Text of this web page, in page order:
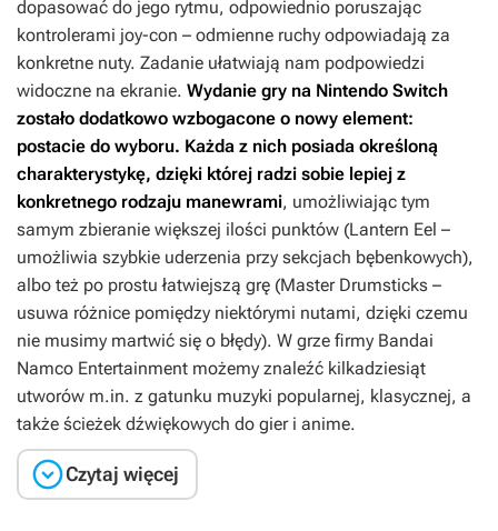
dopasować do jego rytmu, odpowiednio poruszając
kontrolerami joy-con – odmienne ruchy odpowiadają za
konkretne nuty. Zadanie ułatwiają nam podpowiedzi
widoczne na ekranie. Wydanie gry na Nintendo Switch
zostało dodatkowo wzbogacone o nowy element:
postacie do wyboru. Każda z nich posiada określoną
charakterystykę, dzięki której radzi sobie lepiej z
konkretnego rodzaju manewrami, umożliwiając tym
samym zbieranie większej ilości punktów (Lantern Eel –
umożliwia szybkie uderzenia przy sekcjach bębenkowych),
albo też po prostu łatwiejszą grę (Master Drumsticks –
usuwa różnice pomiędzy niektórymi nutami, dzięki czemu
nie musimy martwić się o błędy). W grze firmy Bandai
Namco Entertainment możemy znaleźć kilkadziesiąt
utworów m.in. z gatunku muzyki popularnej, klasycznej, a
także ścieżek dźwiękowych do gier i anime.
Czytaj więcej